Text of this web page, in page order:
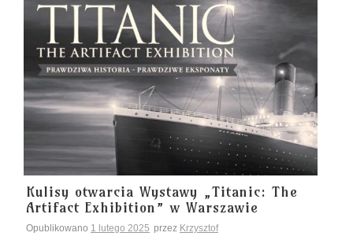
Kulisy otwarcia Wystawy „Titanic: The
Artifact Exhibition” w Warszawie
Opublikowano 1 lutego 2025 przez Krzysztof